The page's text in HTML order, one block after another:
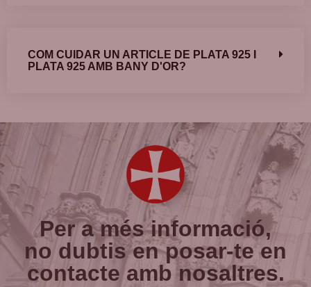
COM CUIDAR UN ARTICLE DE PLATA 925 I
PLATA 925 AMB BANY D'OR?
Per a més informació,
no dubtis en posar-te en
contacte amb nosaltres.